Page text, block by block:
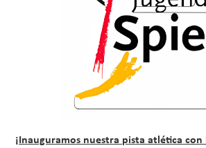
¡Inauguramos nuestra pista atlética con